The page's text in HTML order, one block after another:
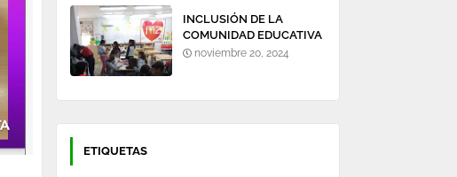
INCLUSIÓN DE LA
COMUNIDAD EDUCATIVA
EN TORNO A LA
noviembre 20, 2024
ETIQUETAS